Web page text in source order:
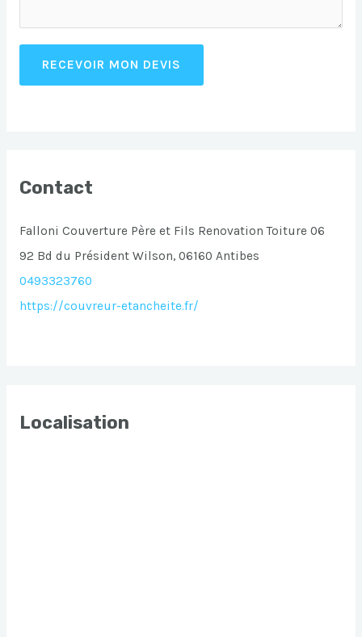
RECEVOIR MON DEVIS
Contact
Falloni Couverture Père et Fils Renovation Toiture 06
92 Bd du Président Wilson, 06160 Antibes
0493323760
https://couvreur-etancheite.fr/
Localisation